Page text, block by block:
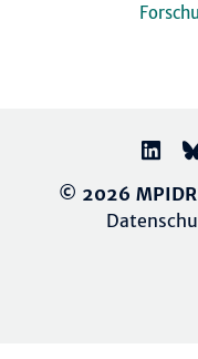
© 2026 MPIDR